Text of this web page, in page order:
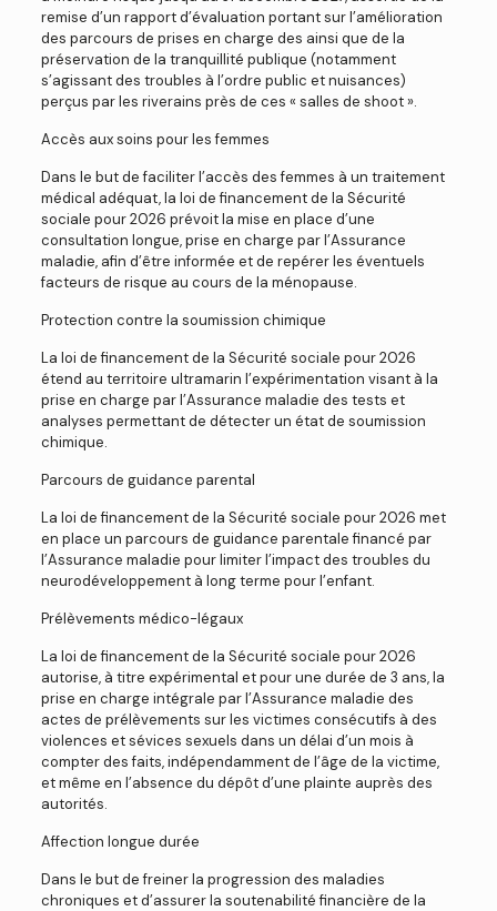
remise d’un rapport d’évaluation portant sur l’amélioration
des parcours de prises en charge des ainsi que de la
préservation de la tranquillité publique (notamment
s’agissant des troubles à l’ordre public et nuisances)
perçus par les riverains près de ces « salles de shoot ».
Accès aux soins pour les femmes
Dans le but de faciliter l’accès des femmes à un traitement
médical adéquat, la loi de financement de la Sécurité
sociale pour 2026 prévoit la mise en place d’une
consultation longue, prise en charge par l’Assurance
maladie, afin d’être informée et de repérer les éventuels
facteurs de risque au cours de la ménopause.
Protection contre la soumission chimique
La loi de financement de la Sécurité sociale pour 2026
étend au territoire ultramarin l’expérimentation visant à la
prise en charge par l’Assurance maladie des tests et
analyses permettant de détecter un état de soumission
chimique.
Parcours de guidance parental
La loi de financement de la Sécurité sociale pour 2026 met
en place un parcours de guidance parentale financé par
l’Assurance maladie pour limiter l’impact des troubles du
neurodéveloppement à long terme pour l’enfant.
Prélèvements médico-légaux
La loi de financement de la Sécurité sociale pour 2026
autorise, à titre expérimental et pour une durée de 3 ans, la
prise en charge intégrale par l’Assurance maladie des
actes de prélèvements sur les victimes consécutifs à des
violences et sévices sexuels dans un délai d’un mois à
compter des faits, indépendamment de l’âge de la victime,
et même en l’absence du dépôt d’une plainte auprès des
autorités.
Affection longue durée
Dans le but de freiner la progression des maladies
chroniques et d’assurer la soutenabilité financière de la